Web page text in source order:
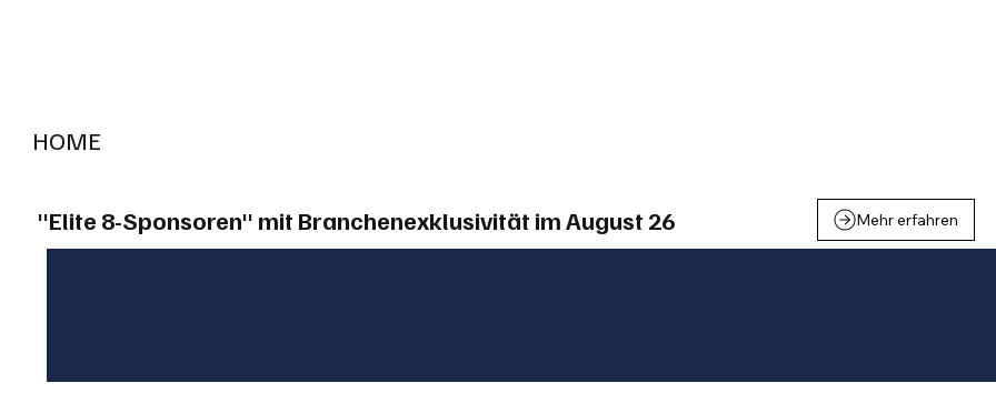
HOME
"Elite 8-Sponsoren" mit Branchenexklusivität im August 26 Mehr erfahren